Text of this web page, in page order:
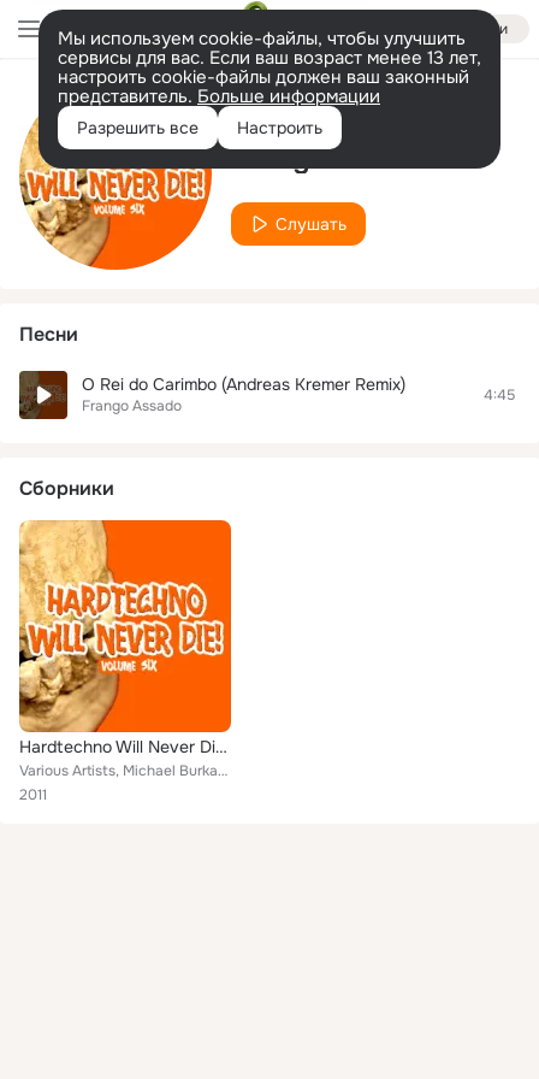
Войти
Мы используем cookie-файлы, чтобы улучшить
сервисы для вас. Если ваш возраст менее 13 лет,
настроить cookie-файлы должен ваш законный
представитель. Больше информации
Разрешить все Настроить
Исполнитель
Frango Assado
Слушать
Песни
O Rei do Carimbo (Andreas Kremer Remix)
Frango Assado
4:45
Сборники
Hardtechno Will Never Die! Vol. 6
Various Artists, Michael Burkat, DJ Murphy, O.B.I., Stereo Jack, Andreas Kremer, Cozmic Spore, Arkus P., Matt M. Maddox, Nicklas...
2011